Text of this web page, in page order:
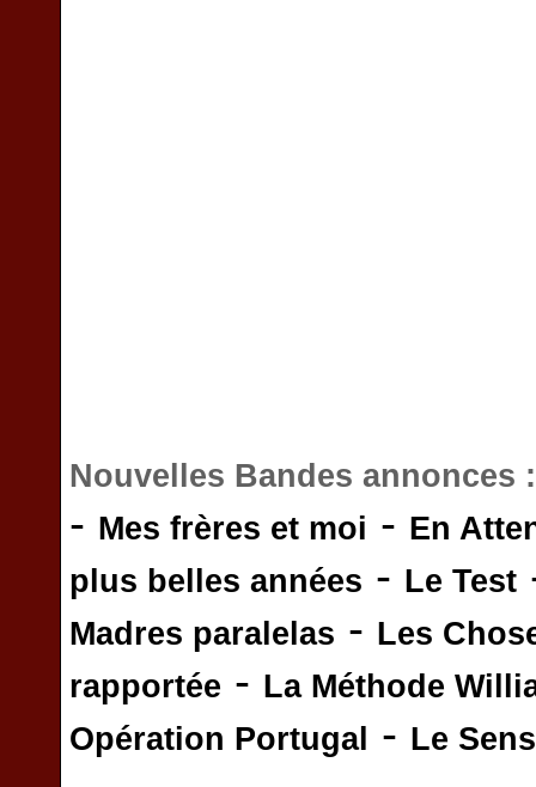
Nouvelles Bandes annonces
- Mes frères et moi - En
plus belles années - Le Test
Madres paralelas - Les
rapportée - La Méthode
Opération Portugal
- Le